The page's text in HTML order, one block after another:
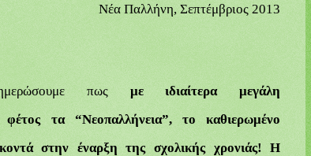
ΝέαΠαλλήνη, Σεπτέμβριος 2013
πως με ιδιαίτερα μεγάλη
φέτος τα “Νεοπαλλήνεια”, το καθιερωμένο
στην έναρξη της σχολικής χρονιάς! Η